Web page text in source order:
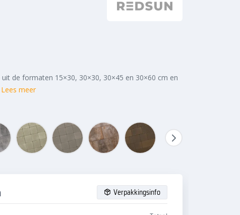
de formaten 15×30, 30×30, 30×45 en 30×60 cm en
Lees meer
Verpakkingsinfo